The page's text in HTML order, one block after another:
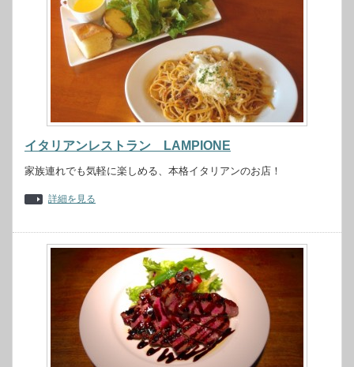
イタリアンレストラン LAMPIONE
家族連れでも気軽に楽しめる、本格イタリアンのお店！
詳細を見る